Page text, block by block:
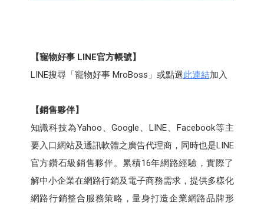
【寵物好事 LINE官方帳號】
LINE搜尋「寵物好事 MroBoss」或點選此連結加入
【銷售夥伴】
知識科技為Yahoo、Google、LINE、Facebook等主
要入口網站及通訊軟體之廣告代理商，同時也是LINE
官方鑽石級銷售夥伴。累積16年網路經驗，實際了
解中小企業在網路行銷及電子商務需求，提供多樣化
網路行銷整合服務策略，量身打造企業網路品牌形